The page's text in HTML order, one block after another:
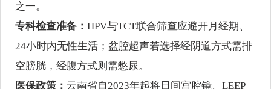
之一。
专科检查准备：HPV与TCT联合筛查应避开月经期、
24小时内无性生活；盆腔超声若选择经阴道方式需排
空膀胱，经腹方式则需憋尿。
医保政策： 云南省自2023年起将日间宫腔镜、LEEP